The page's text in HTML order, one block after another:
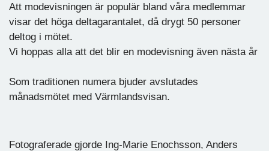
Att modevisningen är populär bland våra medlemmar
visar det höga deltagarantalet, då drygt 50 personer
deltog i mötet.
Vi hoppas alla att det blir en modevisning även nästa år
Som traditionen numera bjuder avslutades
månadsmötet med Värmlandsvisan.
Fotograferade gjorde Ing-Marie Enochsson, Anders